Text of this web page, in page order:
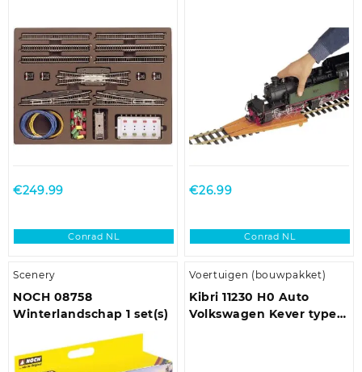
€249.99
Conrad NL
€26.99
Conrad NL
Scenery
NOCH 08758
Winterlandschap 1 set(s)
Voertuigen (bouwpakket)
Kibri 11230 H0 Auto
Volkswagen Kever type